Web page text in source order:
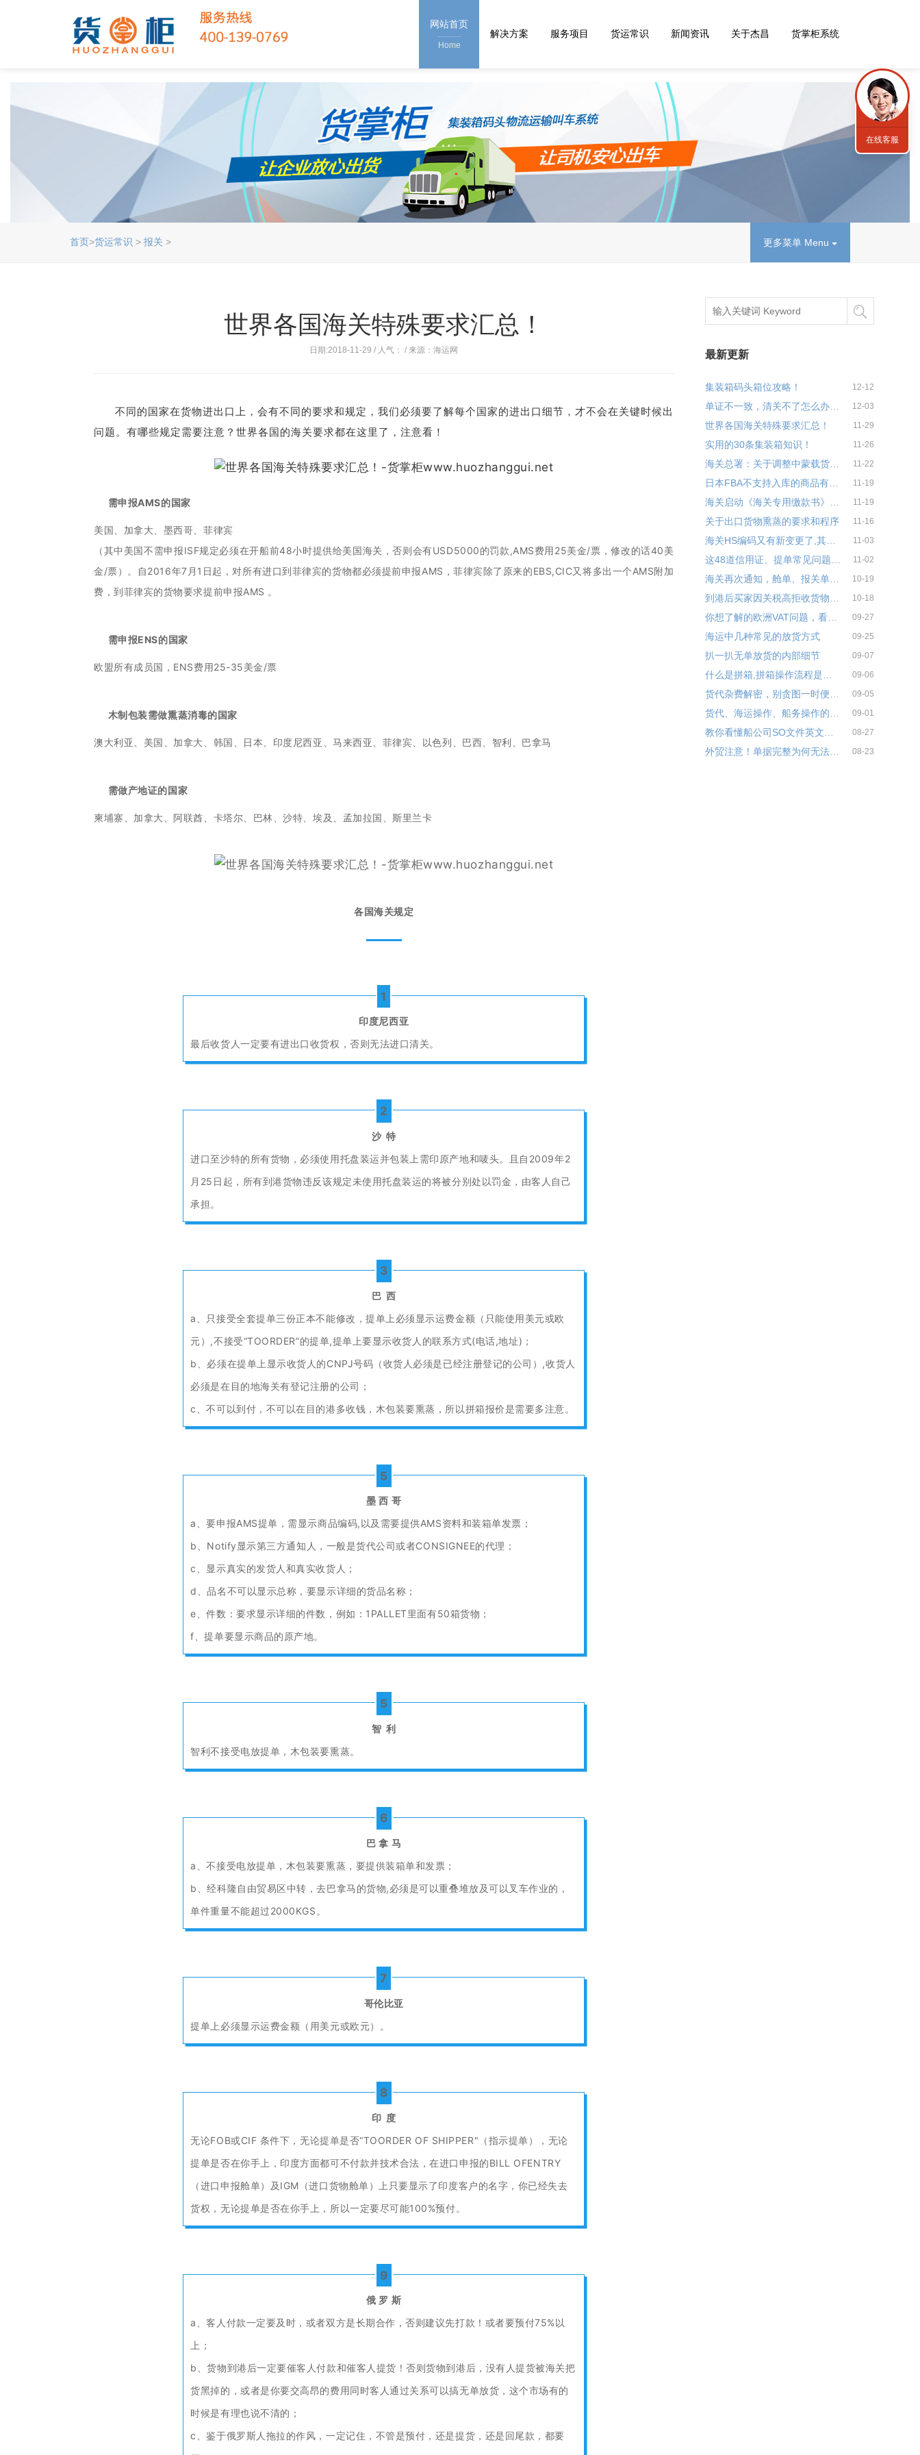
网站首页
Home
解决方案 服务项目 货运常识 新闻资讯 关于杰昌 货掌柜系统
更多菜单 Menu
首页>货运常识 > 报关 >
世界各国海关特殊要求汇总！
日期:2018-11-29 / 人气：/ 来源：海运网
不同的国家在货物进出口上，会有不同的要求和规定，我们必须要了解每个国家的进出口细节，才不会在关键时候出
问题。有哪些规定需要注意？世界各国的海关要求都在这里了，注意看！
需申报AMS的国家
美国、加拿大、墨西哥、菲律宾
（其中美国不需申报ISF规定必须在开船前48小时提供给美国海关，否则会有USD5000的罚款,AMS费用25美金/票，修改的话40美
金/票）。自2016年7月1日起，对所有进口到菲律宾的货物都必须提前申报AMS，菲律宾除了原来的EBS,CIC又将多出一个AMS附加
费，到菲律宾的货物要求提前申报AMS 。
需申报ENS的国家
欧盟所有成员国，ENS费用25-35美金/票
木制包装需做熏蒸消毒的国家
澳大利亚、美国、加拿大、韩国、日本、印度尼西亚、马来西亚、菲律宾、以色列、巴西、智利、巴拿马
需做产地证的国家
柬埔寨、加拿大、阿联酋、卡塔尔、巴林、沙特、埃及、孟加拉国、斯里兰卡
各国海关规定
1
印度尼西亚
最后收货人一定要有进出口收货权，否则无法进口清关。
2
沙 特
进口至沙特的所有货物，必须使用托盘装运并包装上需印原产地和唛头。且自2009年2
月25日起，所有到港货物违反该规定未使用托盘装运的将被分别处以罚金，由客人自己
承担。
3
巴 西
a、只接受全套提单三份正本不能修改，提单上必须显示运费金额（只能使用美元或欧
元）,不接受“TOORDER”的提单,提单上要显示收货人的联系方式(电话,地址)；
b、必须在提单上显示收货人的CNPJ号码（收货人必须是已经注册登记的公司）,收货人
必须是在目的地海关有登记注册的公司；
c、不可以到付，不可以在目的港多收钱，木包装要熏蒸，所以拼箱报价是需要多注意。
5
墨 西 哥
a、要申报AMS提单，需显示商品编码,以及需要提供AMS资料和装箱单发票；
b、Notify显示第三方通知人，一般是货代公司或者CONSIGNEE的代理；
c、显示真实的发货人和真实收货人；
d、品名不可以显示总称，要显示详细的货品名称；
e、件数：要求显示详细的件数，例如：1PALLET里面有50箱货物；
f、提单要显示商品的原产地。
5
智 利
智利不接受电放提单，木包装要熏蒸。
6
巴 拿 马
a、不接受电放提单，木包装要熏蒸，要提供装箱单和发票；
b、经科隆自由贸易区中转，去巴拿马的货物,必须是可以重叠堆放及可以叉车作业的，
单件重量不能超过2000KGS。
7
哥伦比亚
提单上必须显示运费金额（用美元或欧元）。
8
印 度
无论FOB或CIF 条件下，无论提单是否“TOORDER OF SHIPPER"（指示提单），无论
提单是否在你手上，印度方面都可不付款并技术合法，在进口申报的BILL OFENTRY
（进口申报舱单）及IGM（进口货物舱单）上只要显示了印度客户的名字，你已经失去
货权，无论提单是否在你手上，所以一定要尽可能100%预付。
9
俄 罗 斯
a、客人付款一定要及时，或者双方是长期合作，否则建议先打款！或者要预付75%以
上；
b、货物到港后一定要催客人付款和催客人提货！否则货物到港后，没有人提货被海关把
货黑掉的，或者是你要交高昂的费用同时客人通过关系可以搞无单放货，这个市场有的
时候是有理也说不清的；
c、鉴于俄罗斯人拖拉的作风，一定记住，不管是预付，还是提货，还是回尾款，都要
最新更新
集装箱码头箱位攻略！ 12-12
单证不一致，清关不了怎么办呢？ 12-03
世界各国海关特殊要求汇总！ 11-29
实用的30条集装箱知识！ 11-26
海关总署：关于调整中蒙载货清单相关事项的公告 11-22
日本FBA不支持入库的商品有哪些？ 11-19
海关启动《海关专用缴款书》，企业打印税单流程！ 11-19
关于出口货物熏蒸的要求和程序 11-16
海关HS编码又有新变更了,其中32项编码作废!(附变更表) 11-03
这48道信用证、提单常见问题，你能回答出来多少？ 11-02
海关再次通知，舱单、报关单中AEO企业编码需规范填报 10-19
到港后买家因关税高拒收货物，怎么办？ 10-18
你想了解的欧洲VAT问题，看这一篇就够了！ 09-27
海运中几种常见的放货方式 09-25
扒一扒无单放货的内部细节 09-07
什么是拼箱,拼箱操作流程是怎样的？ 09-06
货代杂费解密，别贪图一时便宜！ 09-05
货代、海运操作、船务操作的区别 09-01
教你看懂船公司SO文件英文解释 08-27
外贸注意！单据完整为何无法退税？ 08-23
在线客服